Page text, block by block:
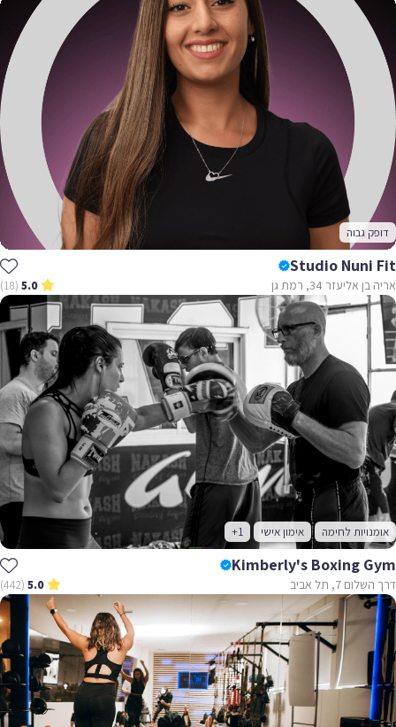
דופק גבוה
Studio Nuni Fit
אריה בן אליעזר 34, רמת גן 5.0
(18)
אומנויות לחימה אימון אישי +1
Kimberly's Boxing Gym
דרך השלום 7, תל אביב 5.0
(442)